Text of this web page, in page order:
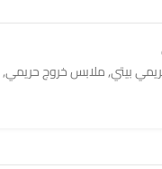
بيتي,ملابس خروج حريمي,